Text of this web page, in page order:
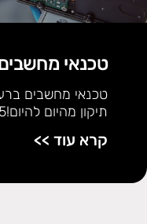
טכנאי
טכנאי מחשבים
תיקון מהיום להיום!052-2782955
קרא עוד >>